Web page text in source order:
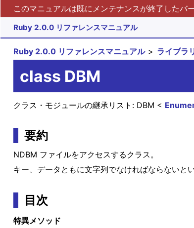
このマニュアルは既にメンテナンスが終了したバ
Ruby 2.0.0 リファレンスマニュアル
Ruby 2.0.0 リファレンスマニュアル ライブラ
class DBM
クラス・モジュールの継承リスト: DBM
要約
NDBM ファイルをアクセスするクラス。
キー、データともに文字列でなければならないと
目次
特異メソッド